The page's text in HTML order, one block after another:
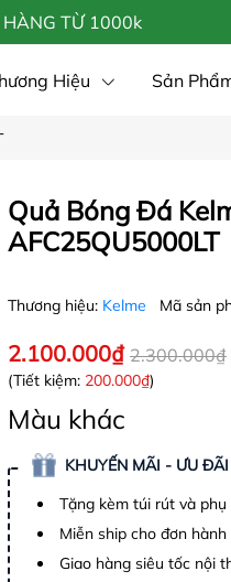
HÀNG TỪ 1000k
Hiệu Sản
Quả Bóng Đá
AFC25QU5000LT
Thương hiệu: Kelme Mã sản
2.100.000₫ 2.300.000₫
(Tiết kiệm: 200.000₫)
Màu khác
KHUYẾN MÃI - ƯU ĐÃI
Tặng kèm túi rút và
Miễn ship cho đơn
Giao hàng siêu tốc nội